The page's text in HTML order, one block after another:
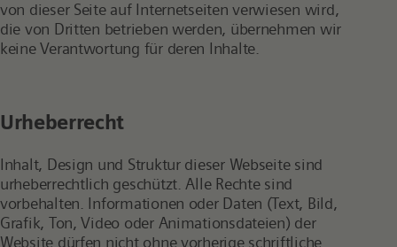
von dieser Seite auf Internetseiten verwiesen wird,
die von Dritten betrieben werden, übernehmen wir
keine Verantwortung für deren Inhalte.
Urheberrecht
Inhalt, Design und Struktur dieser Webseite sind
urheberrechtlich geschützt. Alle Rechte sind
vorbehalten. Informationen oder Daten (Text, Bild,
Grafik, Ton, Video oder Animationsdateien) der
Website dürfen nicht ohne vorherige schriftliche